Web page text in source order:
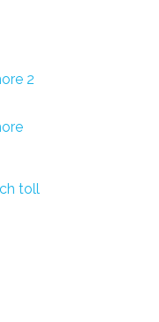
2
toll